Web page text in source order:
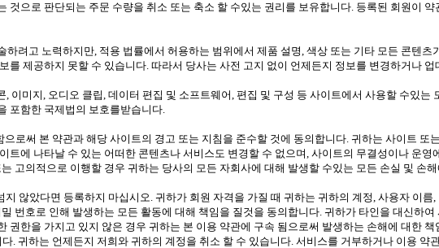
것으로 판단되는 주문 수량을 취소 또는 축소 할 수있는 권리를 보유합니다. 등록된 회원이
려고 노력하지만, 적용 법률에서 허용하는 범위에서 제품 설명, 색상 또는 기타 모든 콘텐
를 제공하지 못할 수 있습니다. 따라서 당사는 사전 고지 없이 언제든지 정보를 변경하거나
이미지, 오디오 클립, 데이터 편집 및 소프트웨어, 편집 및 구성 등 사이트에서 사용할 수있
포함한 국제법의 보호를받습니다.
로써 본 약관과 해당 사이트의 경고 또는 지침을 준수할 것에 동의합니다. 귀하는 사이트
트에 나타날 수 있는 어떠한 콘텐츠나 서비스도 변경할 수 없으며, 사이트의 무결성이나 운
고의적으로 이행할 경우 귀하는 당사의 모든 자회사에 대해 발생할 수있는 모든 손실 및 손
않았다면 등록하지 마십시오. 귀하가 회원 자격을 가질 때 귀하는 귀하의 계정, 사용자 이
번호로 인해 발생하는 모든 활동에 대해 책임을 질것을 동의합니다. 귀하가 타인을 대신하
권한을 가지고 있지 않은 경우 귀하는 본 이용 약관에 구속 됨으로써 발생하는 손해에 대한
. 귀하는 언제든지 저희와 귀하의 계정을 취소 할 수 있습니다. 서비스를 거부하거나 이용